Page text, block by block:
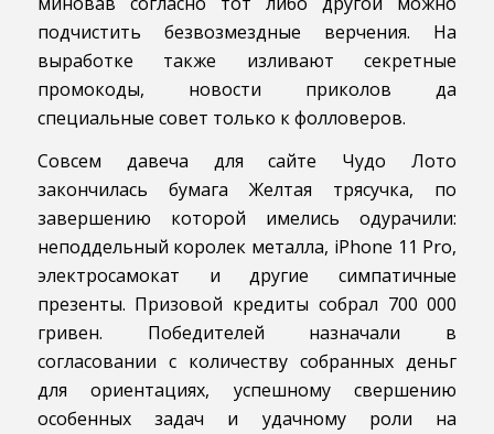
подчистить безвозмездные верчения. На
выработке также изливают секретные
промокоды, новости приколов да
специальные совет только к фолловеров.
Совсем давеча для сайте Чудо Лото
закончилась бумага Желтая трясучка, по
завершению которой имелись одурачили:
неподдельный королек металла, iPhone 11 Pro,
электросамокат и другие симпатичные
презенты. Призовой кредиты собрал 700 000
гривен. Победителей назначали в
согласовании с количеству собранных деньг
для ориентациях, успешному свершению
особенных задач и удачному роли на